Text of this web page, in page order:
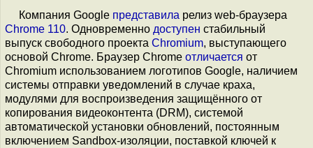
Компания Google представила релиз web-браузера
Chrome 110. Одновременно доступен стабильный
выпуск свободного проекта Chromium, выступающего
основой Chrome. Браузер Chrome отличается от
Chromium использованием логотипов Google, наличием
системы отправки уведомлений в случае краха,
модулями для воспроизведения защищённого от
копирования видеоконтента (DRM), системой
автоматической установки обновлений, постоянным
включением Sandbox-изоляции, поставкой ключей к